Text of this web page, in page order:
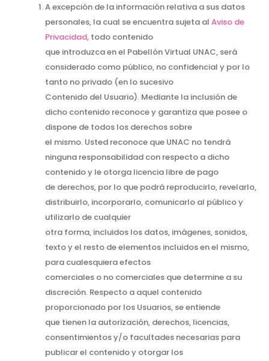
A excepción de la información relativa a sus datos
personales, la cual se encuentra sujeta al Aviso de
Privacidad, todo contenido
que introduzca en el Pabellón Virtual UNAC, será
considerado como público, no confidencial y por lo
tanto no privado (en lo sucesivo
Contenido del Usuario). Mediante la inclusión de
dicho contenido reconoce y garantiza que posee o
dispone de todos los derechos sobre
el mismo. Usted reconoce que UNAC no tendrá
ninguna responsabilidad con respecto a dicho
contenido y le otorga licencia libre de pago
de derechos, por lo que podrá reproducirlo, revelarlo,
distribuirlo, incorporarlo, comunicarlo al público y
utilizarlo de cualquier
otra forma, incluidos los datos, imágenes, sonidos,
texto y el resto de elementos incluidos en el mismo,
para cualesquiera efectos
comerciales o no comerciales que determine a su
discreción. Respecto a aquel contenido
proporcionado por los Usuarios, se entiende
que tienen la autorización, derechos, licencias,
consentimientos y/o facultades necesarias para
publicar el contenido y otorgar los